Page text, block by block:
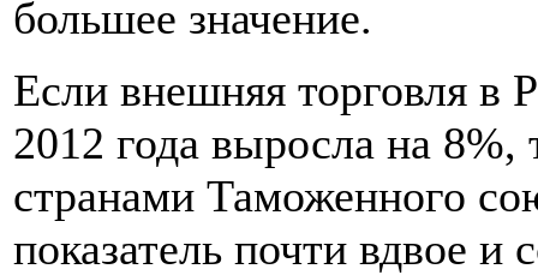
большее значение.
Если внешняя торговля в
2012 года выросла на 8%,
странами Таможенного
показатель почти вдвое